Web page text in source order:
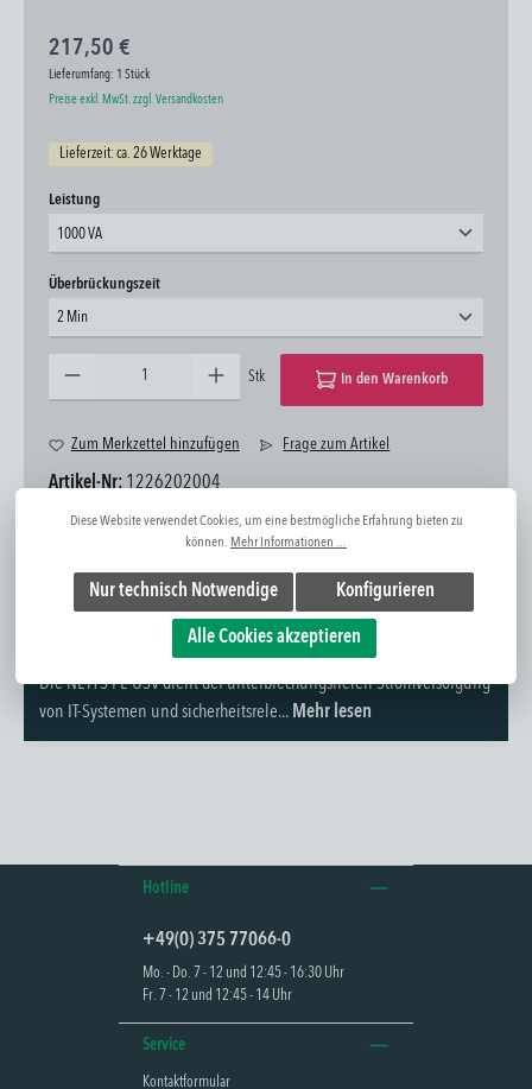
217,50 €
Lieferumfang: 1 Stück
Preise exkl. MwSt. zzgl. Versandkosten
Lieferzeit: ca. 26 Werktage
Leistungauswählen
1000 VA
Überbrückungszeitauswählen
2 Min
Stk In den Warenkorb
Zum Merkzettel hinzufügen Frage zum Artikel
Artikel-Nr:1226202004
Die NETYS PE USV dient der unterbrechungsfreien Stromversorgung
von IT-Systemen und sicherheitsrele... Mehr lesen
Hotline
+49(0) 375 77066-0
Mo. - Do. 7 - 12 und 12:45 - 16:30 Uhr
Fr. 7 - 12 und 12:45 - 14 Uhr
Service
Kontaktformular
Diese Website verwendet Cookies, um eine bestmögliche Erfahrung bieten zu
können. Mehr Informationen ...
Nur technisch Notwendige Konfigurieren
Alle Cookies akzeptieren